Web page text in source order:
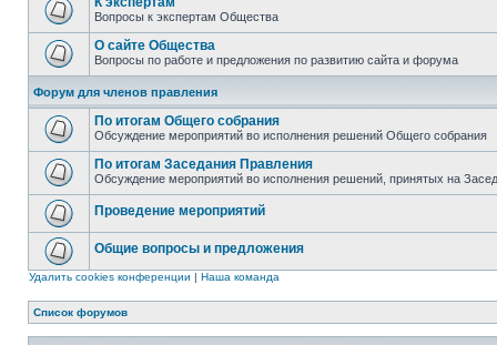
Вопросы к экспертам Общества
О сайте Общества
Вопросы по работе и предложения по развитию сайта и форума
Форум для членов правления
По итогам Общего собрания
Обсуждение мероприятий во исполнения решений Общего собрания
По итогам Заседания Правления
Обсуждение мероприятий во исполнения решений, принятых на
Проведение мероприятий
Общие вопросы и предложения
Удалить cookies конференции | Наша команда
Список форумов